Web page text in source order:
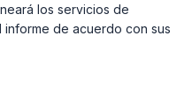
los servicios de
de acuerdo con sus